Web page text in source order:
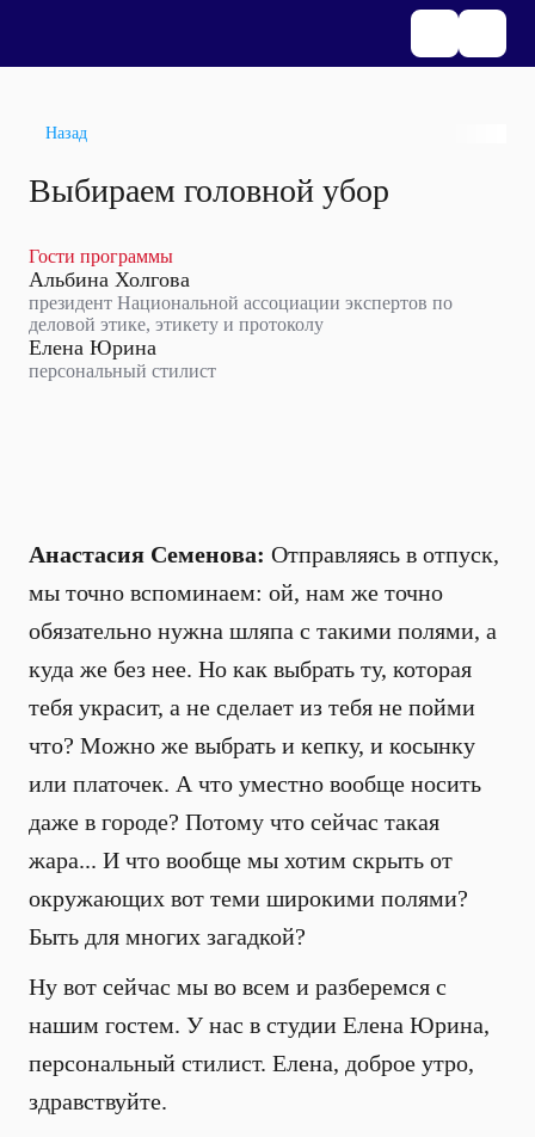
Назад
Выбираем головной убор
Гости программы
Альбина Холгова
президент Национальной ассоциации экспертов по
деловой этике, этикету и протоколу
Елена Юрина
персональный стилист
Анастасия Семенова: Отправляясь в отпуск,
мы точно вспоминаем: ой, нам же точно
обязательно нужна шляпа с такими полями, а
куда же без нее. Но как выбрать ту, которая
тебя украсит, а не сделает из тебя не пойми
что? Можно же выбрать и кепку, и косынку
или платочек. А что уместно вообще носить
даже в городе? Потому что сейчас такая
жара... И что вообще мы хотим скрыть от
окружающих вот теми широкими полями?
Быть для многих загадкой?
Ну вот сейчас мы во всем и разберемся с
нашим гостем. У нас в студии Елена Юрина,
персональный стилист. Елена, доброе утро,
здравствуйте.